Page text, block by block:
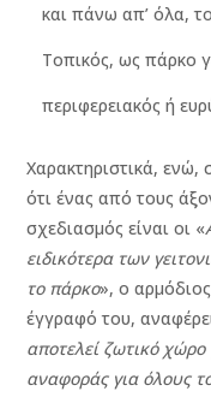
και πάνω απ’ όλα,
Τοπικός, ως πάρκο
περιφερειακός ή
Χαρακτηριστικά,
ότι ένας από τους
σχεδιασμός είναι οι «
ειδικότερα των
το πάρκο», ο
έγγραφό του,
αποτελεί ζωτικό
αναφοράς για όλους